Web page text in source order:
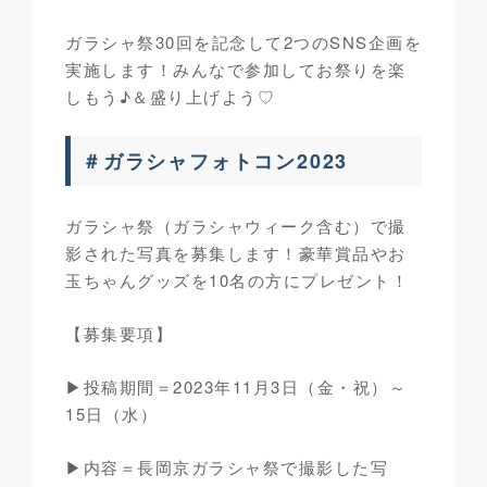
ガラシャ祭30回を記念して2つのSNS企画を
実施します！みんなで参加してお祭りを楽
しもう♪＆盛り上げよう♡
＃ガラシャフォトコン2023
ガラシャ祭（ガラシャウィーク含む）で撮
影された写真を募集します！豪華賞品やお
玉ちゃんグッズを10名の方にプレゼント！
【募集要項】
▶投稿期間＝2023年11月3日（金・祝）～
15日（水）
▶内容＝長岡京ガラシャ祭で撮影した写